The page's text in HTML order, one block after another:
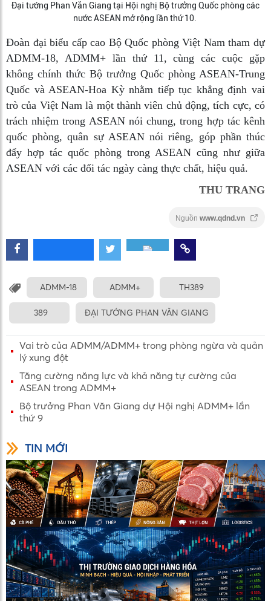
Đại tướng Phan Văn Giang tại Hội nghị Bộ trưởng Quốc phòng các
nước ASEAN mở rộng lần thứ 10.
Đoàn đại biểu cấp cao Bộ Quốc phòng Việt Nam tham dự
ADMM-18, ADMM+ lần thứ 11, cùng các cuộc gặp
không chính thức Bộ trưởng Quốc phòng ASEAN-Trung
Quốc và ASEAN-Hoa Kỳ nhằm tiếp tục khẳng định vai
trò của Việt Nam là một thành viên chủ động, tích cực, có
trách nhiệm trong ASEAN nói chung, trong hợp tác kênh
quốc phòng, quân sự ASEAN nói riêng, góp phần thúc
đẩy hợp tác quốc phòng trong ASEAN cũng như giữa
ASEAN với các đối tác ngày càng thực chất, hiệu quả.
THU TRANG
Nguồn www.qdnd.vn
ADMM-18 ADMM+ TH389
389 ĐẠI TƯỚNG PHAN VĂN GIANG
Vai trò của ADMM/ADMM+ trong phòng ngừa và quản
lý xung đột
Tăng cường năng lực và khả năng tự cường của
ASEAN trong ADMM+
Bộ trưởng Phan Văn Giang dự Hội nghị ADMM+ lần
thứ 9
TIN MỚI